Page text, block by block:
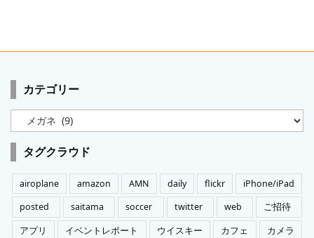
カテゴリー
テ
ゴ
リ
ー
タグクラウド
airoplane amazon AMN daily flickr
iPhone/iPad
posted
saitama soccer twitter web
ご招待
アプリ
イベントレポート ウイスキー カフェ
カメラ